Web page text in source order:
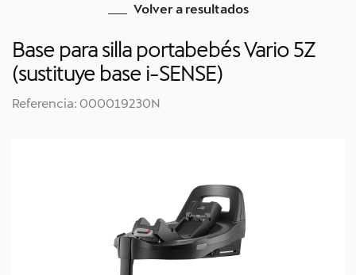
Volver a resultados
Base para silla portabebés Vario 5Z
(sustituye base i-SENSE)
Referencia: 000019230N